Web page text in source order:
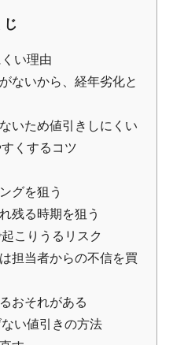
じ
い理由
ないから、経年劣化と
いため値引きしにくい
くするコツ
グを狙う
残る時期を狙う
こりうるリスク
担当者からの不信を買
おそれがある
い値引きの方法